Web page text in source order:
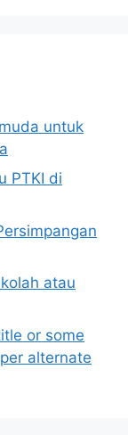
untuk
PTKI di
atau
or some
alternate